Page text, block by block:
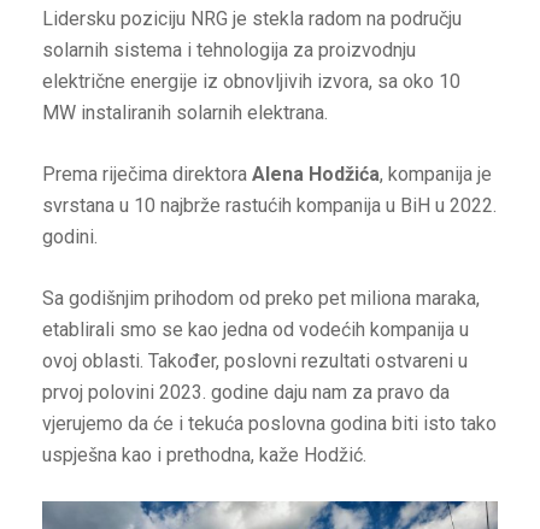
Lidersku poziciju NRG je stekla radom na području
solarnih sistema i tehnologija za proizvodnju
električne energije iz obnovljivih izvora, sa oko 10
MW instaliranih solarnih elektrana.
Prema riječima direktora Alena Hodžića, kompanija je
svrstana u 10 najbrže rastućih kompanija u BiH u 2022.
godini.
Sa godišnjim prihodom od preko pet miliona maraka,
etablirali smo se kao jedna od vodećih kompanija u
ovoj oblasti. Također, poslovni rezultati ostvareni u
prvoj polovini 2023. godine daju nam za pravo da
vjerujemo da će i tekuća poslovna godina biti isto tako
uspješna kao i prethodna, kaže Hodžić.